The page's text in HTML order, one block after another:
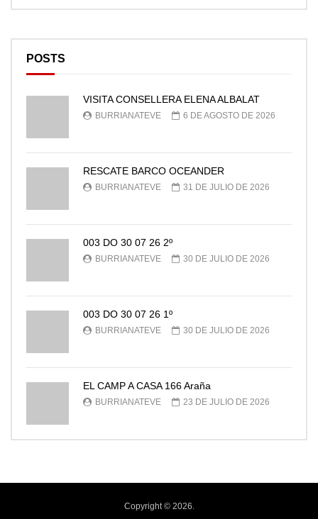
POSTS
VISITA CONSELLERA ELENA ALBALAT
BURRIANATEVE 6 DE AGOSTO DE 2026
RESCATE BARCO OCEANDER
BURRIANATEVE 31 DE JULIO DE 2026
003 DO 30 07 26 2º
BURRIANATEVE 30 DE JULIO DE 2026
003 DO 30 07 26 1º
BURRIANATEVE 30 DE JULIO DE 2026
EL CAMP A CASA 166 Araña
BURRIANATEVE 23 DE JULIO DE 2026
Copyright © 2026.